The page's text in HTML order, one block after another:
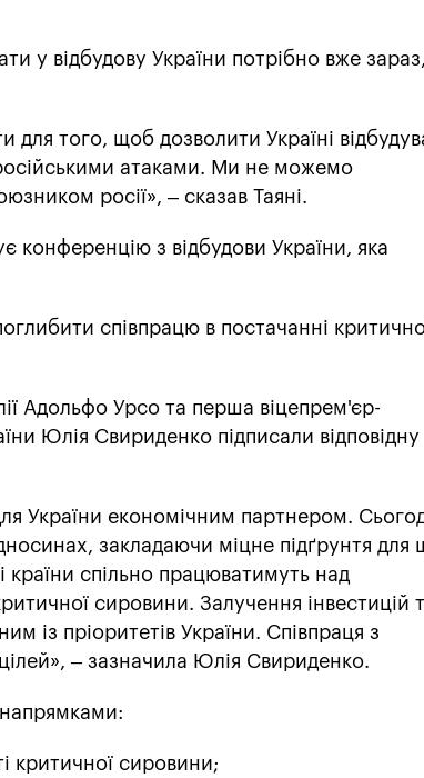
у відбудову України потрібно вже зараз,
того, щоб дозволити Україні
атаками. Ми не можемо
росії», – сказав Таяні.
конференцію з відбудови України, яка
поглибити співпрацю в постачанні
Адольфо Урсо та перша віцепрем'єр-
Юлія Свириденко підписали відповідну
України економічним партнером.
закладаючи міцне підґрунтя для
країни спільно працюватимуть над
сировини. Залучення інвестицій
із пріоритетів України. Співпраця з
– зазначила Юлія Свириденко.
критичної сировини;